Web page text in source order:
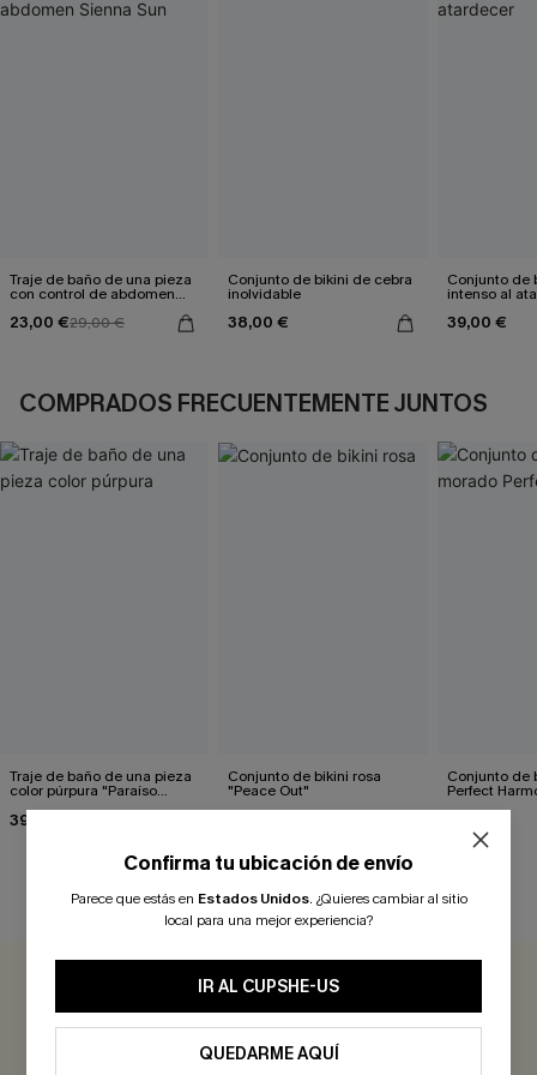
Traje de baño de una pieza
con control de abdomen
23,00 €29,00 €
Conjunto de bikini de cebra
inolvidable
38,00 €
Conjunto de
intenso al
39,00 €
COMPRADOS FRECUENTEMENTE JUNTOS
Traje de baño de una pieza
color púrpura "Paraíso
39,00 €
Conjunto de bikini rosa
"Peace Out"
Conjunto de
Perfect
RESEÑAS DE CLIENTES
0.0
Sé el Primero en Reseñar
Confirma tu ubicación de envío
Parece que estás en Estados Unidos. ¿Quieres cambiar al sitio
local para una mejor experiencia?
IR AL CUPSHE-US
QUEDARME AQUÍ